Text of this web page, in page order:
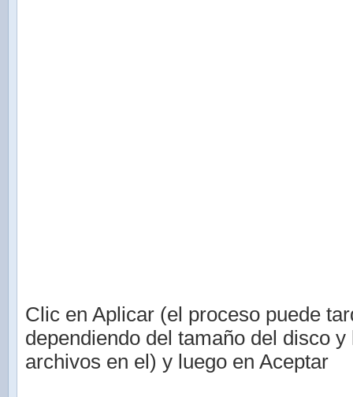
Clic en Aplicar (el proceso puede
dependiendo del tamaño del disco y
archivos en el) y luego en Aceptar